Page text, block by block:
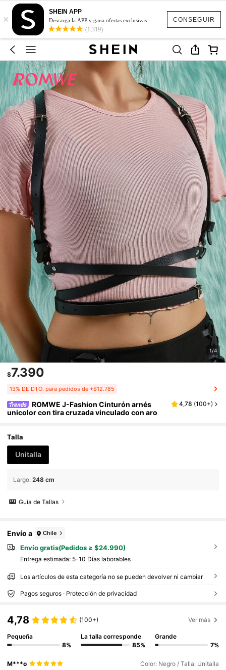
CONSEGUIR
×
SHEIN APP
Descarga la APP y gana ofertas exclusivas
(1,319)
1/4
$7.390
13% DE DTO. para pedidos de +$12.785
ROMWE J-Fashion Cinturón arnés
unicolor con tira cruzada vinculado con aro
4,78 (100+)
Talla
Unitalla
Largo: 248 cm
Guía de Tallas
Envío a Chile
Envío gratis(Pedidos ≥ $24.990)
Entrega estimada: 5-10 Días laborables
Los artículos de esta categoría no se pueden devolver ni cambiar
Pagos seguros · Protección de privacidad
4,78 (100+) Ver más
Pequeña
8%
La talla corresponde
85%
Grande
7%
M***o Color: Negro / Talla: Unitalla